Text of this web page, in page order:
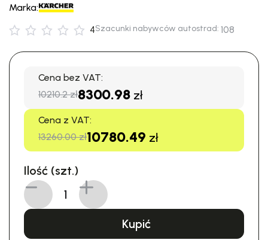
Marka:
4Szacunki nabywców autostrad: 108
Cena bez VAT:
10210.2 zł8300.98 zł
Cena z VAT:
13260.00 zł10780.49 zł
Ilość (szt.)
Kupić